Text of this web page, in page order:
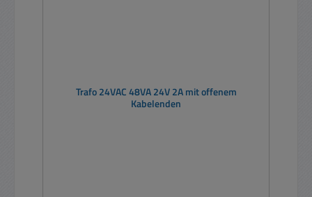
Trafo 24VAC 48VA 24V 2A mit offenem
Kabelenden